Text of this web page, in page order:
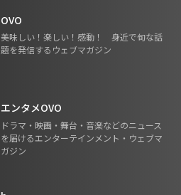
OVO
美味しい！楽しい！感動！ 身近で旬な話
題を発信するウェブマガジン
エンタメOVO
ドラマ・映画・舞台・音楽などのニュース
を届けるエンターテインメント・ウェブマ
ガジン